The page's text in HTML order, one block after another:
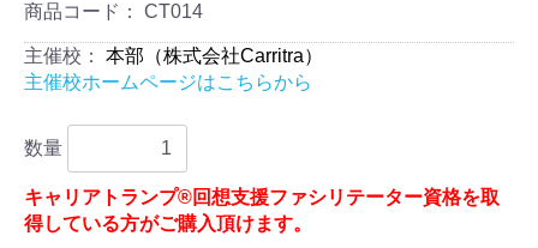
商品コード： CT014
主催校： 本部（株式会社Carritra）
主催校ホームページはこちらから
数量
キャリアトランプ®回想支援ファシリテーター資格を取
得している方がご購入頂けます。